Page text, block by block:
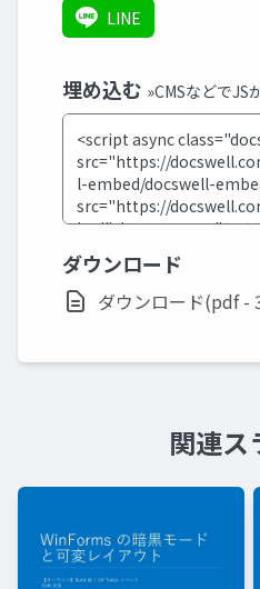
LINE
埋め込む »CMSなどでJS
ダウンロード
ダウンロード(pdf -
関連ス